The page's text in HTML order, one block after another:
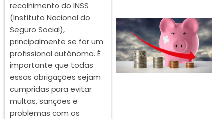
recolhimento do INSS
(Instituto Nacional do
Seguro Social),
principalmente se for um
profissional autônomo. É
importante que todas
essas obrigações sejam
cumpridas para evitar
multas, sanções e
problemas com os